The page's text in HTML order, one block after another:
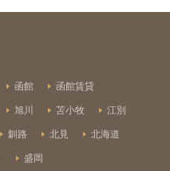
函館 函館賃貸
旭川 苫小牧 江別
釧路 北見 北海道
盛岡